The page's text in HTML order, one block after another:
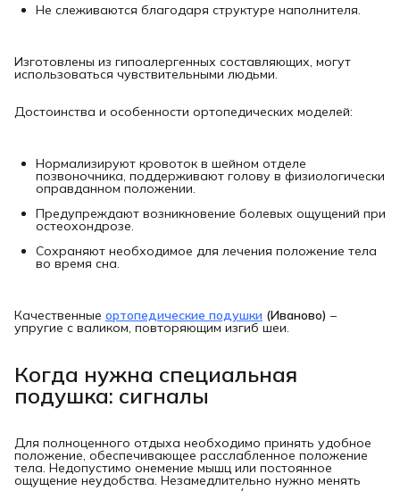
Не слеживаются благодаря структуре наполнителя.
Изготовлены из гипоалергенных составляющих, могут
использоваться чувствительными людьми.
Достоинства и особенности ортопедических моделей:
Нормализируют кровоток в шейном отделе
позвоночника, поддерживают голову в физиологически
оправданном положении.
Предупреждают возникновение болевых ощущений при
остеохондрозе.
Сохраняют необходимое для лечения положение тела
во время сна.
Качественные ортопедические подушки (Иваново) –
упругие с валиком, повторяющим изгиб шеи.
Когда нужна специальная
подушка: сигналы
Для полноценного отдыха необходимо принять удобное
положение, обеспечивающее расслабленное положение
тела. Недопустимо онемение мышц или постоянное
ощущение неудобства. Незамедлительно нужно менять